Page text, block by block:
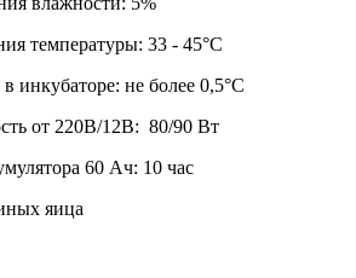
температуры: 33 - 45°С
инкубаторе: не более 0,5°С
от 220В/12В: 80/90 Вт
60 Ач: 10 час
яица